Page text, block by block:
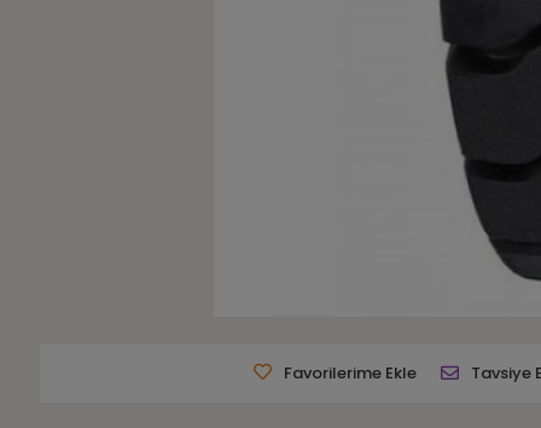
Favorilerime Ekle Tavsiye